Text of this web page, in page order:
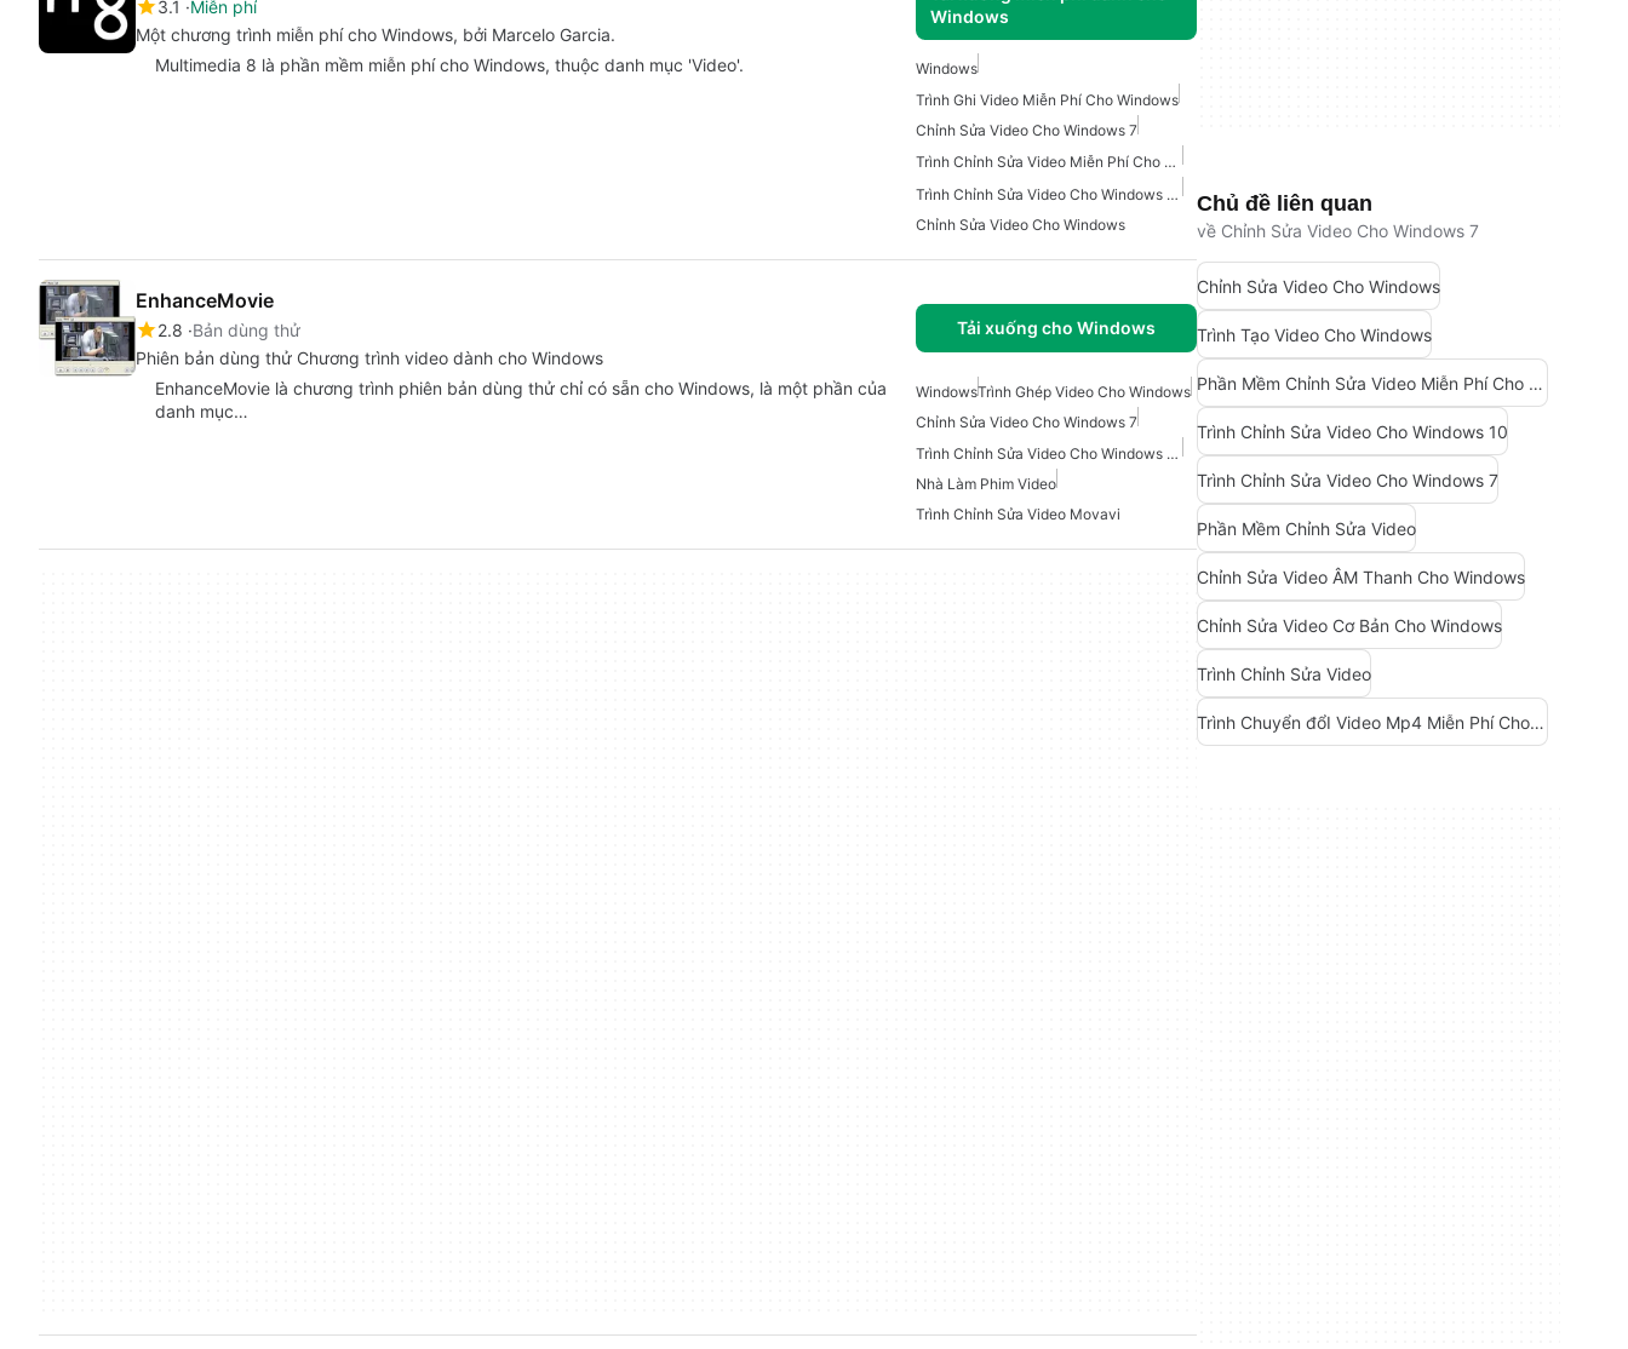
3.1
Miễn phí
Một chương trình miễn phí cho Windows, bởi Marcelo Garcia.
Windows
Multimedia 8 là phần mềm miễn phí cho Windows, thuộc danh mục 'Video'.
Windows
Trình Ghi Video Miễn Phí Cho Windows
Chỉnh Sửa Video Cho Windows 7
Trình Chỉnh Sửa Video Miễn Phí Cho Windows
Trình Chỉnh Sửa Video Cho Windows 10
Chỉnh Sửa Video Cho Windows
EnhanceMovie
2.8 Bản dùng thử
Phiên bản dùng thử Chương trình video dành cho Windows
Tải xuống cho Windows
EnhanceMovie là chương trình phiên bản dùng thử chỉ có sẵn cho Windows, là một phần của
danh mục…
WindowsTrình Ghép Video Cho Windows
Chỉnh Sửa Video Cho Windows 7
Trình Chỉnh Sửa Video Cho Windows 10
Nhà Làm Phim Video
Trình Chỉnh Sửa Video Movavi
Chủ đề liên quan
về Chỉnh Sửa Video Cho Windows 7
Chỉnh Sửa Video Cho Windows
Trình Tạo Video Cho Windows
Phần Mềm Chỉnh Sửa Video Miễn Phí Cho Windows
Trình Chỉnh Sửa Video Cho Windows 10
Trình Chỉnh Sửa Video Cho Windows 7
Phần Mềm Chỉnh Sửa Video
Chỉnh Sửa Video ÂM Thanh Cho Windows
Chỉnh Sửa Video Cơ Bản Cho Windows
Trình Chỉnh Sửa Video
Trình Chuyển đổI Video Mp4 Miễn Phí Cho Windows